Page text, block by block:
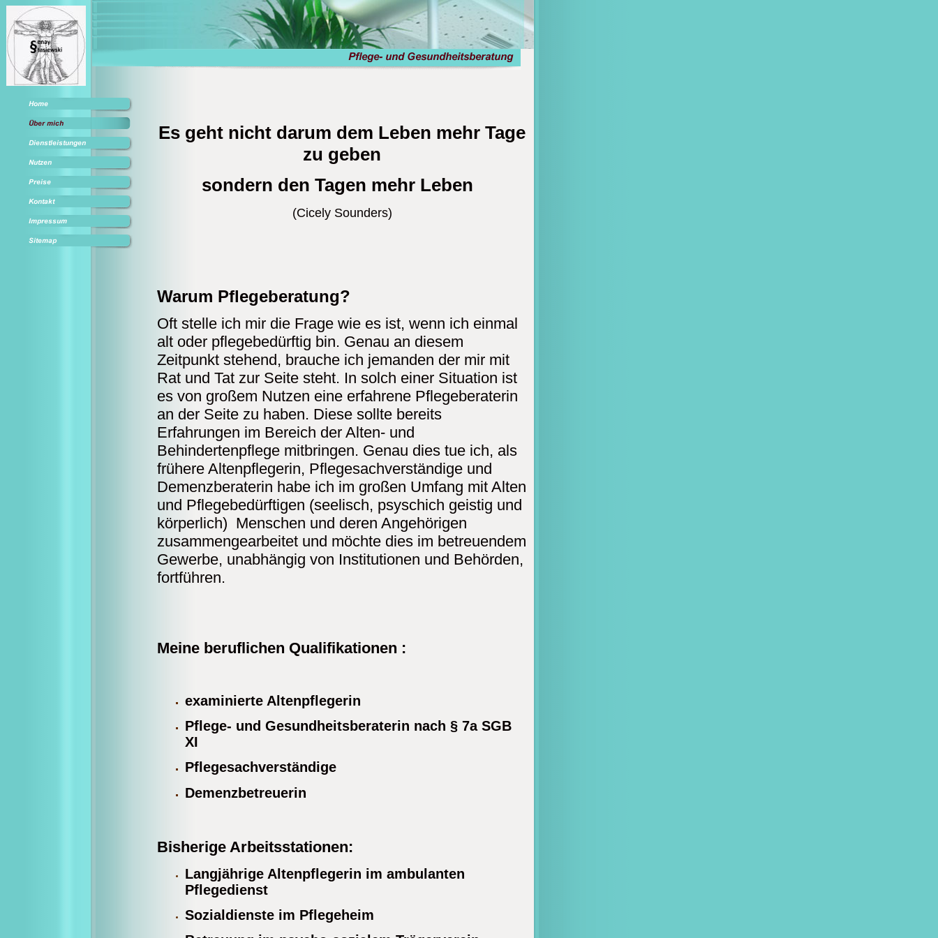
Es geht nicht darum dem Leben mehr Tage
zu geben
sondern den Tagen mehr Leben
(Cicely Sounders)
Warum Pflegeberatung?
Oft stelle ich mir die Frage wie es ist, wenn ich einmal
alt oder pflegebedürftig bin. Genau an diesem
Zeitpunkt stehend, brauche ich jemanden der mir mit
Rat und Tat zur Seite steht. In solch einer Situation ist
es von großem Nutzen eine erfahrene Pflegeberaterin
an der Seite zu haben. Diese sollte bereits
Erfahrungen im Bereich der Alten- und
Behindertenpflege mitbringen. Genau dies tue ich, als
frühere Altenpflegerin, Pflegesachverständige und
Demenzberaterin habe ich im großen Umfang mit Alten
und Pflegebedürftigen (seelisch, psyschich geistig und
körperlich) Menschen und deren Angehörigen
zusammengearbeitet und möchte dies im betreuendem
Gewerbe, unabhängig von Institutionen und Behörden,
fortführen.
Meine beruflichen Qualifikationen :
examinierte Altenpflegerin
Pflege- und Gesundheitsberaterin nach § 7a SGB
XI
Pflegesachverständige
Demenzbetreuerin
Bisherige Arbeitsstationen:
Langjährige Altenpflegerin im ambulanten
Pflegedienst
Sozialdienste im Pflegeheim